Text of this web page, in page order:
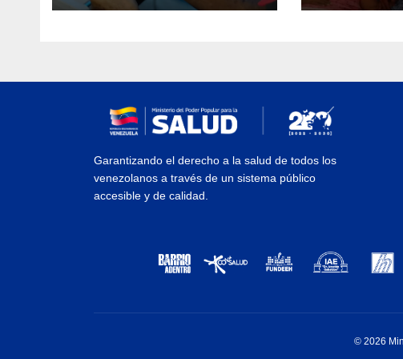
Guaira
Garantizando el derecho a la salud de todos los
venezolanos a través de un sistema público
accesible y de calidad.
© 2026